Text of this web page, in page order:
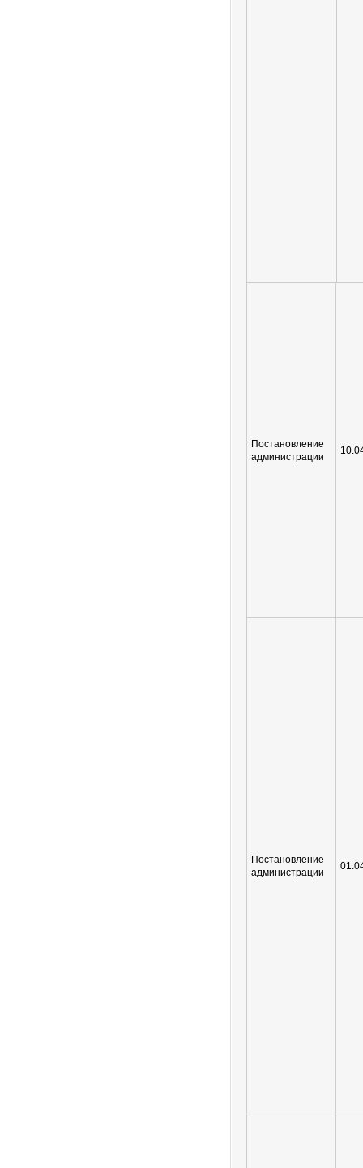
Постановление
администрации
Постановление
администрации